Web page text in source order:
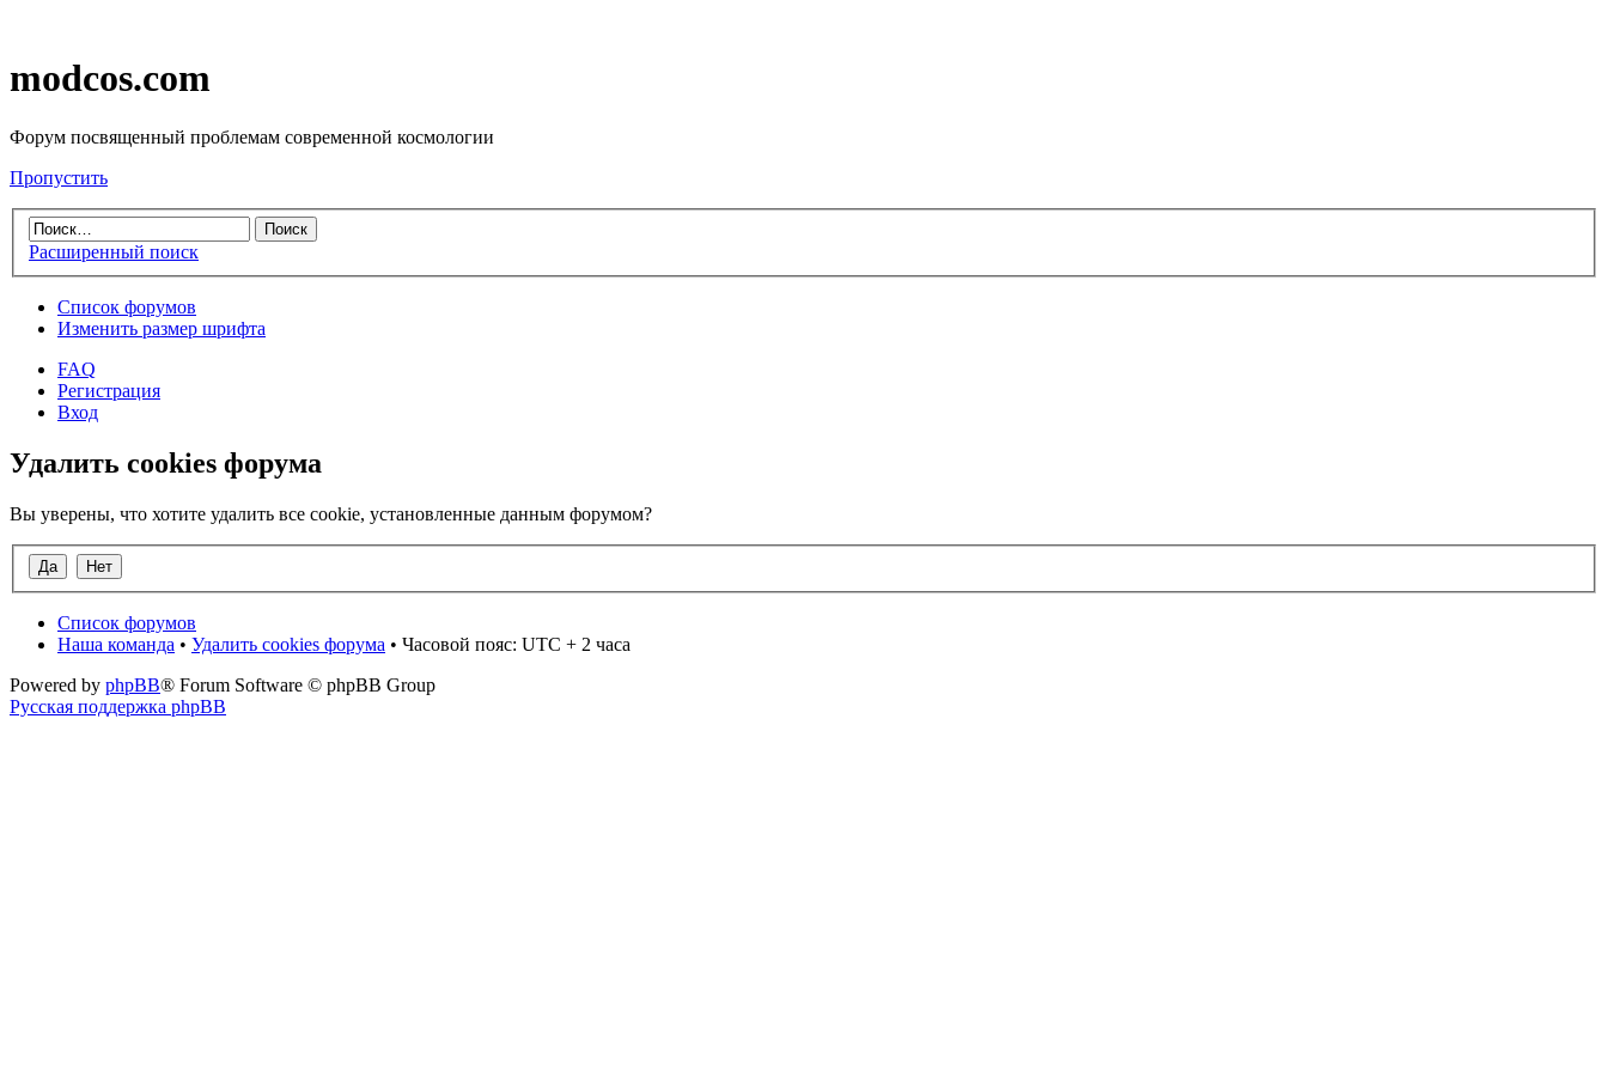
modcos.com
Форум посвященный проблемам современной космологии
Пропустить
Расширенный поиск
Список форумов
Изменить размер шрифта
FAQ
Регистрация
Вход
Удалить cookies форума
Вы уверены, что хотите удалить все cookie, установленные данным форумом?
Список форумов
Наша команда • Удалить cookies форума • Часовой пояс: UTC + 2 часа
Powered by phpBB® Forum Software © phpBB Group
Русская поддержка phpBB